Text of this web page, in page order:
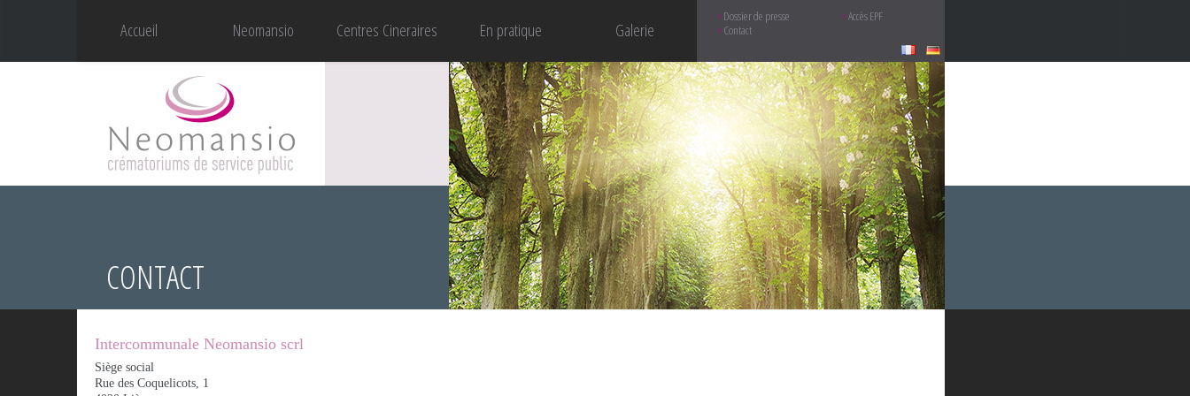
Accueil Neomansio Centres Cineraires En pratique Galerie
Dossier de presse
Accès EPF
Contact
CONTACT
Intercommunale Neomansio scrl
Siège social
Rue des Coquelicots, 1